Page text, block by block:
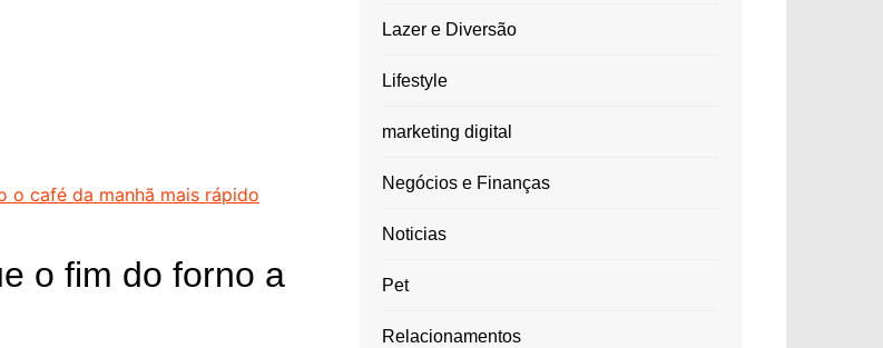
o café da manhã mais rápido
o fim do forno a
Lazer e Diversão
Lifestyle
marketing digital
Negócios e Finanças
Noticias
Pet
Relacionamentos